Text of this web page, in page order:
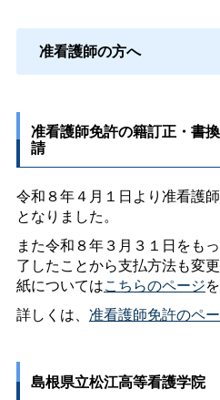
准看護師の方へ
准看護師免許の籍訂正・書
請
令和８年４月１日より准看護
となりました。
また令和８年３月３１日をも
了したことから支払方法も変
紙についてはこちらのページ
詳しくは、 准看護師免許のペ
島根県立松江高等看護学院